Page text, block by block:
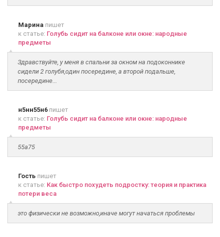
Марина пишет
к статье: Голубь сидит на балконе или окне: народные
предметы
Здравствуйте, у меня в спальни за окном на подоконнике
сидели 2 голубя,один посередине, а второй подальше,
посередине...
н5нн55н6 пишет
к статье: Голубь сидит на балконе или окне: народные
предметы
55а75
Гость пишет
к статье: Как быстро похудеть подростку: теория и практика
потери веса
это физически не возможно,иначе могут начаться проблемы